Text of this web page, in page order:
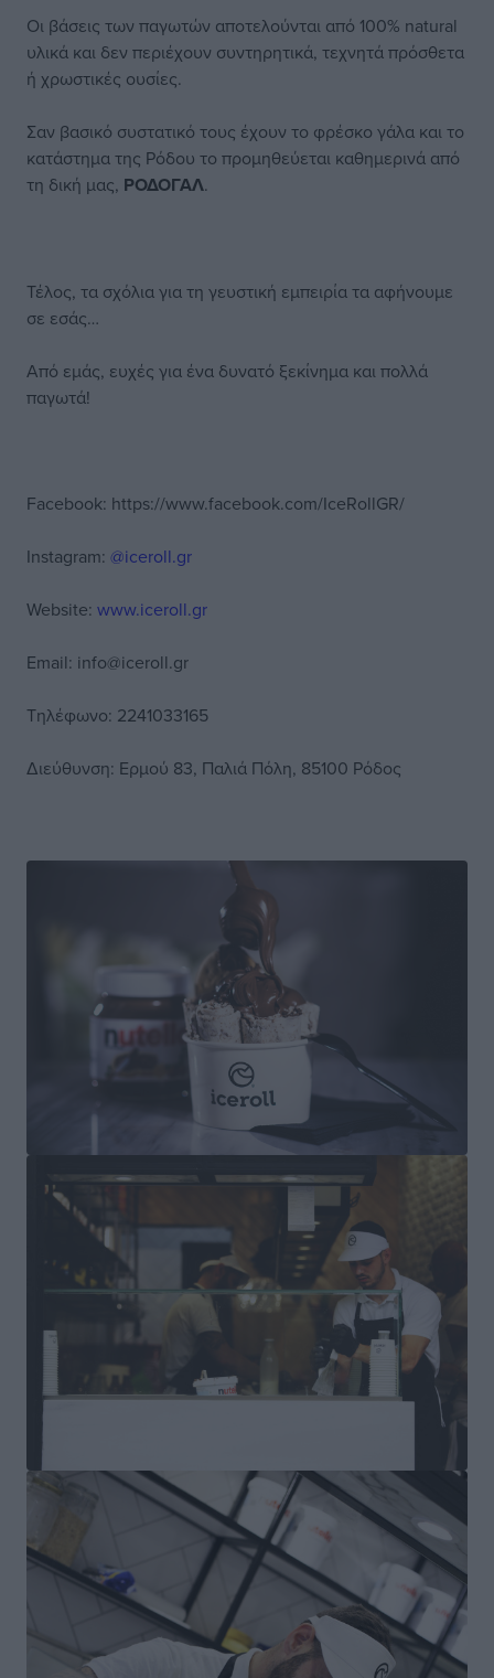
Οι βάσεις των παγωτών αποτελούνται από 100% natural
υλικά και δεν περιέχουν συντηρητικά, τεχνητά πρόσθετα
ή χρωστικές ουσίες.
Σαν βασικό συστατικό τους έχουν το φρέσκο γάλα και το
κατάστημα της Ρόδου το προμηθεύεται καθημερινά από
τη δική μας, ΡΟΔΟΓΑΛ.
Τέλος, τα σχόλια για τη γευστική εμπειρία τα αφήνουμε
σε εσάς…
Από εμάς, ευχές για ένα δυνατό ξεκίνημα και πολλά
παγωτά!
Facebook: https://www.facebook.com/IceRollGR/
Instagram: @iceroll.gr
Website: www.iceroll.gr
Email: info@iceroll.gr
Τηλέφωνο: 2241033165
Διεύθυνση: Ερμού 83, Παλιά Πόλη, 85100 Ρόδος